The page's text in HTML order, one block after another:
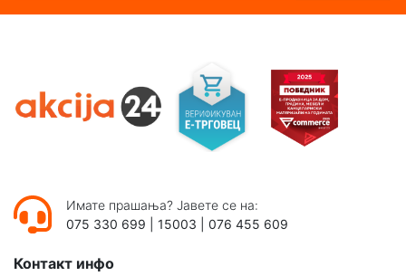
Имате прашања? Јавете се на:
075 330 699
15003 076 455 609
Контакт инфо